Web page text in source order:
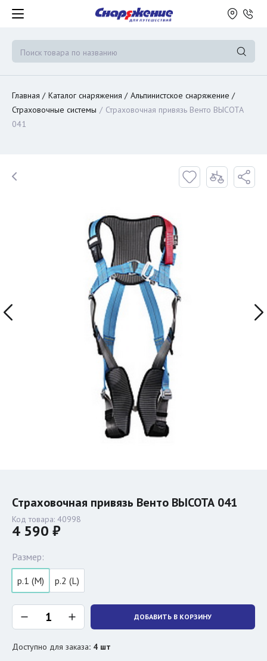
Главная Каталог снаряжения
Альпинистское снаряжение
Страховочные системы
Страховочная привязь Венто ВЫСОТА
041
Страховочная привязь Венто ВЫСОТА 041
Код товара: 40998
4 590 ₽
Размер:
р.1 (M)
р.2 (L)
ДОБАВИТЬ В КОРЗИНУ
Доступно для заказа: 4 шт